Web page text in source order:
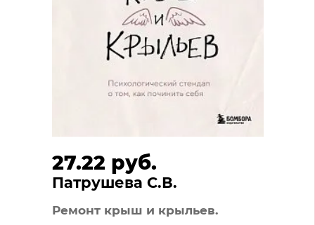
27.22 руб.
Патрушева С.В.
Ремонт крыш и крыльев.